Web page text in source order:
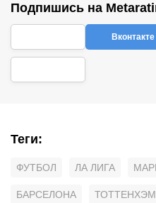
Подпишись на
Вконтакте
Теги:
ФУТБОЛ ЛА ЛИГА
БАРСЕЛОНА ТОТТЕНХЭМ